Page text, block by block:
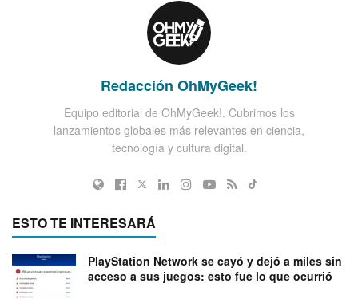
Redacción OhMyGeek!
Equipo editorial de OhMyGeek!. Cubrimos los
lanzamientos globales más relevantes en ciencia,
tecnología y cultura digital.
ESTO TE INTERESARÁ
PlayStation Network se cayó y dejó a miles sin
acceso a sus juegos: esto fue lo que ocurrió